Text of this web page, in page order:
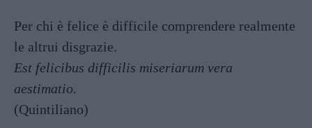
Per chi è felice è difficile comprendere realmente
le altrui disgrazie.
Est felicibus difficilis miseriarum vera
aestimatio.
(Quintiliano)